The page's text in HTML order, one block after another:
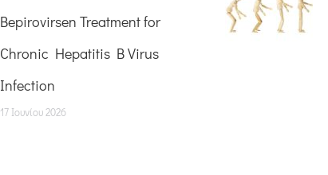
Bepirovirsen Treatment for
Chronic Hepatitis B Virus
Infection
17 Ιουνίου 2026